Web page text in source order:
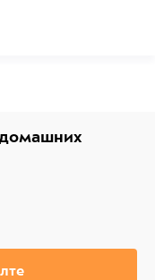
жирными
шерсти и